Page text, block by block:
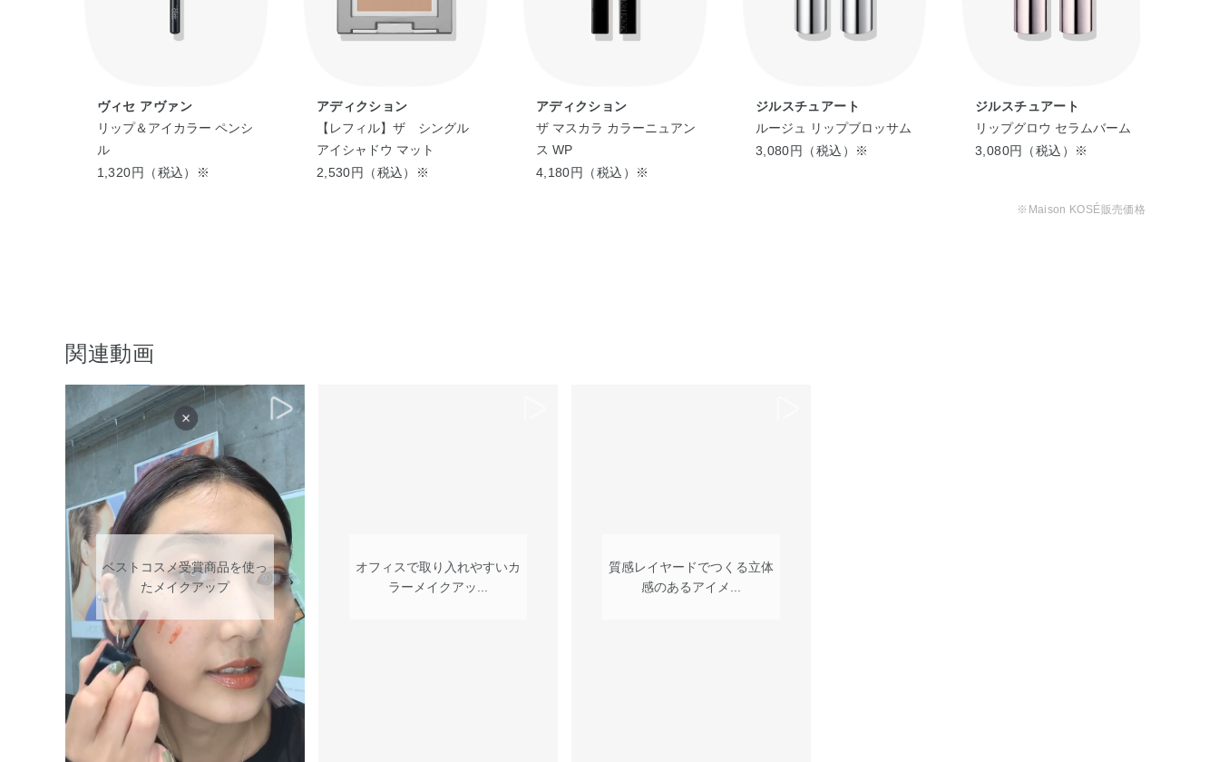
ヴィセ アヴァン
リップ＆アイカラー ペンシ
ル
1,320円（税込）※
アディクション
【レフィル】ザ シングル
アイシャドウ マット
2,530円（税込）※
アディクション
ザ マスカラ カラーニュアン
ス WP
4,180円（税込）※
ジルスチュアート
ルージュ リップブロッサム
3,080円（税込）※
ジルスチュアート
リップグロウ セラムバーム
3,080円（税込）※
※Maison KOSÉ販売価格
関連動画
ベストコスメ受賞商品を使っ
たメイクアップ
オフィスで取り入れやすいカ
ラーメイクアッ...
質感レイヤードでつくる立体
感のあるアイメ...